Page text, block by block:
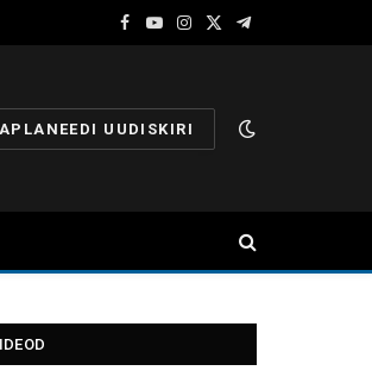
Facebook
YouTube
Instagram
X
Telegram
UUDISKIRI